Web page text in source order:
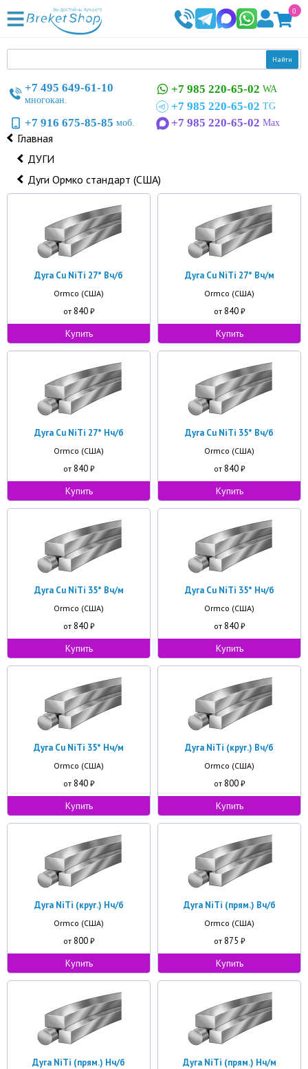
0
Найти
+7 495 649-61-10
многокан.
+7 916 675-85-85 моб.
+7 985 220-65-02 WA
+7 985 220-65-02 TG
+7 985 220-65-02 Max
Главная
ДУГИ
Дуги Ормко стандарт (США)
Дуга Cu NiTi 27* Вч/б
Ormco (США)
от 840₽
Купить
Дуга Cu NiTi 27* Вч/м
Ormco (США)
от 840₽
Купить
Дуга Cu NiTi 27* Нч/б
Ormco (США)
от 840₽
Купить
Дуга Cu NiTi 35* Вч/б
Ormco (США)
от 840₽
Купить
Дуга Cu NiTi 35* Вч/м
Ormco (США)
от 840₽
Купить
Дуга Cu NiTi 35* Нч/б
Ormco (США)
от 840₽
Купить
Дуга Cu NiTi 35* Нч/м
Ormco (США)
от 840₽
Купить
Дуга NiTi (круг.) Вч/б
Ormco (США)
от 800₽
Купить
Дуга NiTi (круг.) Нч/б
Ormco (США)
от 800₽
Купить
Дуга NiTi (прям.) Вч/б
Ormco (США)
от 875 ₽
Купить
Дуга NiTi (прям.) Нч/б Дуга NiTi (прям.) Нч/м